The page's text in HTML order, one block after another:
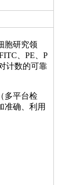
胞研究领
、PE、P
计数的可靠
多平台检
准确、利用